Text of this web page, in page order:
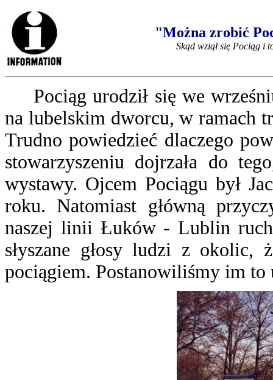
"Można zrobić
Skąd wziął się Pociąg i
Pociąg urodził się we
na lubelskim dworcu, w ramach
Trudno powiedzieć dlaczego
stowarzyszeniu dojrzała do
wystawy. Ojcem Pociągu był
roku. Natomiast główną
naszej linii Łuków - Lublin
słyszane głosy ludzi z okolic,
pociągiem. Postanowiliśmy im